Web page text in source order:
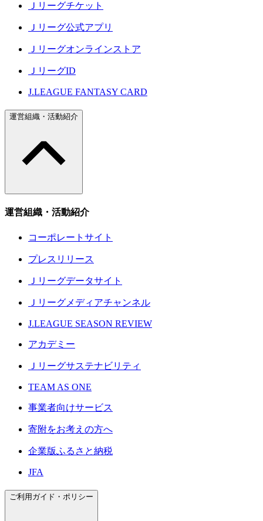
Ｊリーグチケット
Ｊリーグ公式アプリ
Ｊリーグオンラインストア
ＪリーグID
J.LEAGUE FANTASY CARD
運営組織・活動紹介
運営組織・活動紹介
コーポレートサイト
プレスリリース
Ｊリーグデータサイト
Ｊリーグメディアチャンネル
J.LEAGUE SEASON REVIEW
アカデミー
Ｊリーグサステナビリティ
TEAM AS ONE
事業者向けサービス
寄附をお考えの方へ
企業版ふるさと納税
JFA
ご利用ガイド・ポリシー